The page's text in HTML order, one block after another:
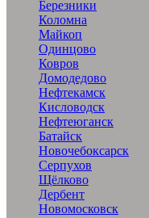
Березники
Коломна
Майкоп
Одинцово
Ковров
Домодедово
Нефтекамск
Кисловодск
Нефтеюганск
Батайск
Новочебоксарск
Серпухов
Щёлково
Дербент
Новомосковск